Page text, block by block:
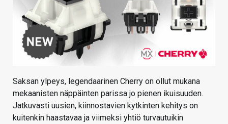
HAKU
Saksan ylpeys, legendaarinen Cherry on ollut mukana
mekaanisten näppäinten parissa jo pienen ikuisuuden.
Jatkuvasti uusien, kiinnostavien kytkinten kehitys on
kuitenkin haastavaa ja viimeksi yhtiö turvautuikin